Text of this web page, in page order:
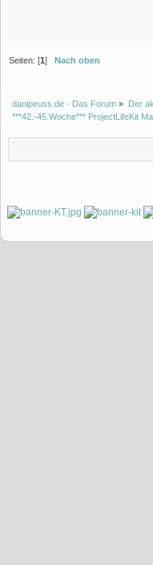
Seiten: [1] Nach oben
danipeuss.de - Das Forum » Der
***42.-45.Woche*** ProjectLifeKit